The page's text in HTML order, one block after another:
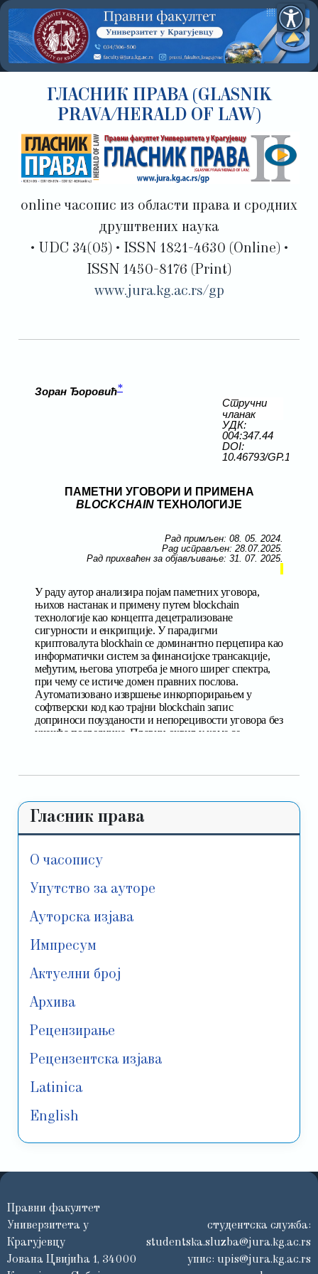
Гласник права
О часопису
Упутство за ауторе
Ауторска изјава
Импресум
Актуелни број
Архива
Рецензирање
Рецензентска изјава
Latinica
English
ГЛАСНИК ПРАВА (GLASNIK
PRAVA/HERALD OF LAW)
online часопис из области права и сродних
друштвених наука
• UDC 34(05) • ISSN 1821-4630 (Online) •
ISSN 1450-8176 (Print)
www.jura.kg.ac.rs/gp
Правни факултет
Универзитета у
Крагујевцу
Јована Цвијића 1, 34000
студентска служба:
studentska.sluzba@jura.kg.ac.rs
упис: upis@jura.kg.ac.rs